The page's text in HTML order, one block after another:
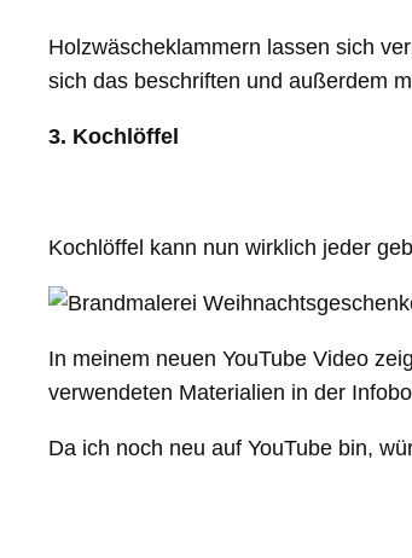
Holzwäscheklammern lassen sich
sich das beschriften und außerdem
3. Kochlöffel
Kochlöffel kann nun wirklich jeder
In meinem neuen YouTube Video
verwendeten Materialien in der
Da ich noch neu auf YouTube bin,